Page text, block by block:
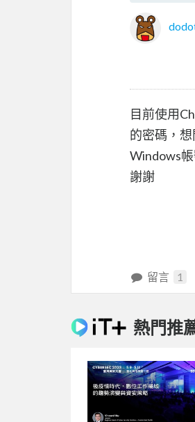
目前使用
的密碼，
Windows
謝謝
留言 1
熱門推